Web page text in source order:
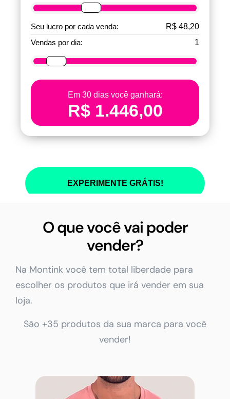
O que você vai poder
vender?
Na Montink você tem total liberdade para
escolher os produtos que irá vender em sua
loja.
São +35 produtos da sua marca para você
vender!